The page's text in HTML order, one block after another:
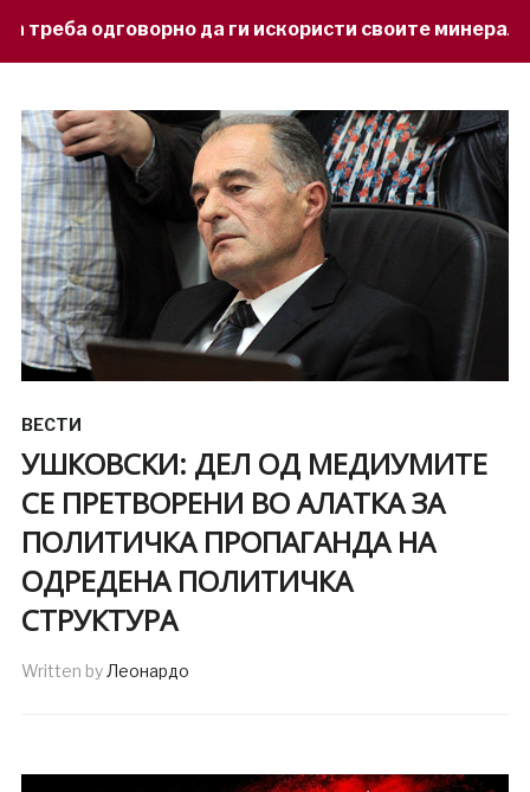
ги искористи своите минерални богатства
ВЕСТИ
УШКОВСКИ: ДЕЛ ОД МЕДИУМИТЕ
СЕ ПРЕТВОРЕНИ ВО АЛАТКА ЗА
ПОЛИТИЧКА ПРОПАГАНДА НА
ОДРЕДЕНА ПОЛИТИЧКА
СТРУКТУРА
Written byЛеонардо